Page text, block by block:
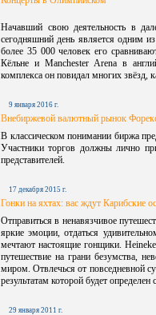
Начавший свою деятельность в
сегодняшний день является одним
более 35 000 человек его
Кёльне и Manchester Arena в
комплекса он повидал многих звёзд,
9 января 2016 г.
Внебиржевой валютный рынок
В классическом понимании биржа
Участники торгов должны лично
представителей.
17 декабря 2015 г.
Гонки на яхтах: вас ждут Карибские
Отправиться в ненавязчивое
яркие эмоции, отдаться
мечтают настоящие гонщики.
путешествие на грани безумства,
миром. Отвлечься от повседневной
результатам которой будет определен
29 января 2011 г.